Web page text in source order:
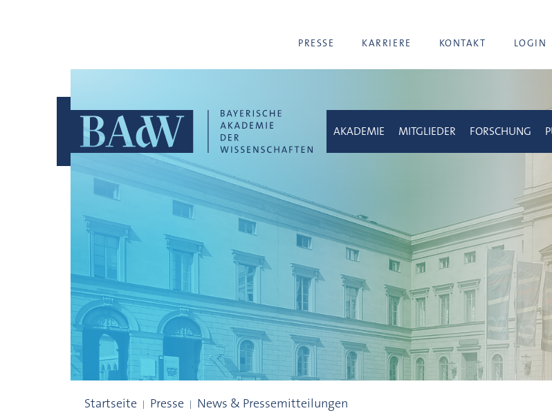
PRESSE KARRIERE KONTAKT LOGIN
AKADEMIE MITGLIEDER FORSCHUNG
Startseite Presse News & Pressemitteilungen